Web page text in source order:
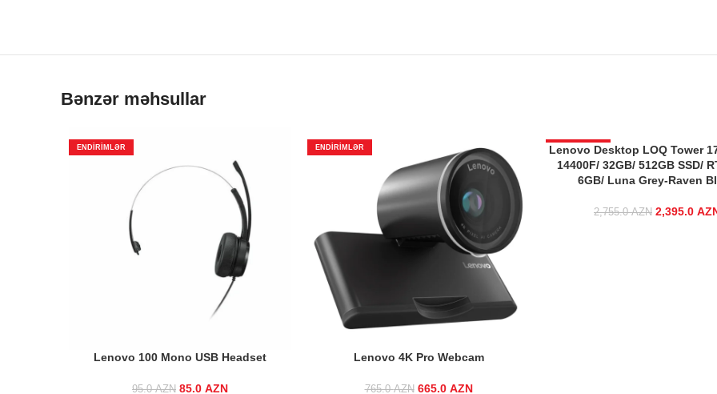
Bənzər məhsullar
ENDIRIMLƏR
Lenovo 100 Mono USB Headset
95.0AZN Original price was:
85.0 AZN
ENDIRIMLƏR
Lenovo 4K Pro Webcam
765.0AZN Original price was:
665.0 AZN
ENDIRIMLƏR
Lenovo Desktop LOQ Tower
14400F/ 32GB/ 512GB SSD/
6GB/ Luna Grey-Raven
2,755.0AZN
Original
2,395.0